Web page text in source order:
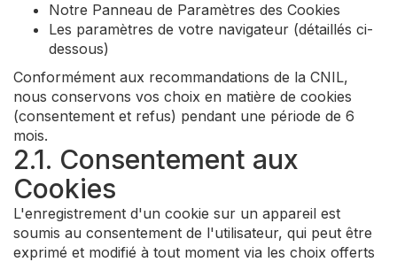
Notre Panneau de Paramètres des Cookies
Les paramètres de votre navigateur (détaillés ci-
dessous)
Conformément aux recommandations de la CNIL,
nous conservons vos choix en matière de cookies
(consentement et refus) pendant une période de 6
mois.
2.1. Consentement aux
Cookies
L'enregistrement d'un cookie sur un appareil est
soumis au consentement de l'utilisateur, qui peut être
exprimé et modifié à tout moment via les choix offerts